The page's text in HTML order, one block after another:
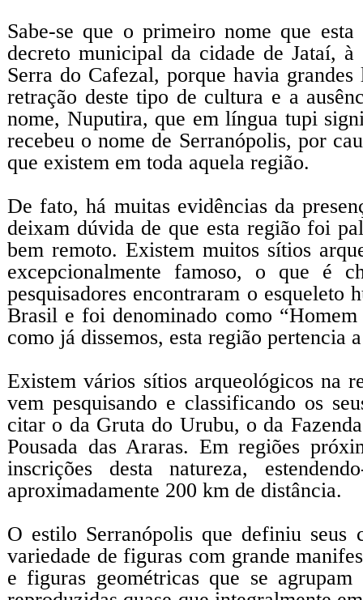
Sabe-se que o primeiro nome que
decreto municipal da cidade de Jataí,
Serra do Cafezal, porque havia
retração deste tipo de cultura e a
nome, Nuputira, que em língua tupi
recebeu o nome de Serranópolis, por
que existem em toda aquela região.
De fato, há muitas evidências da
deixam dúvida de que esta região foi
bem remoto. Existem muitos sítios
excepcionalmente famoso, o que é
pesquisadores encontraram o esqueleto
Brasil e foi denominado como
como já dissemos, esta região pertencia
Existem vários sítios arqueológicos na
vem pesquisando e classificando os
citar o da Gruta do Urubu, o da
Pousada das Araras. Em regiões
inscrições desta natureza,
aproximadamente 200 km de distância.
O estilo Serranópolis que definiu seus
variedade de figuras com grande
e figuras geométricas que se